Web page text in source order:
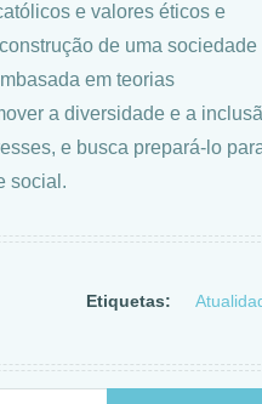
e valores éticos e
de uma sociedade
em teorias
a diversidade e a
e busca prepará-lo
social.
Etiquetas: